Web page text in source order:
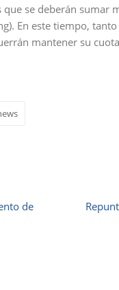
se deberán sumar
En este tiempo,
mantener su
de